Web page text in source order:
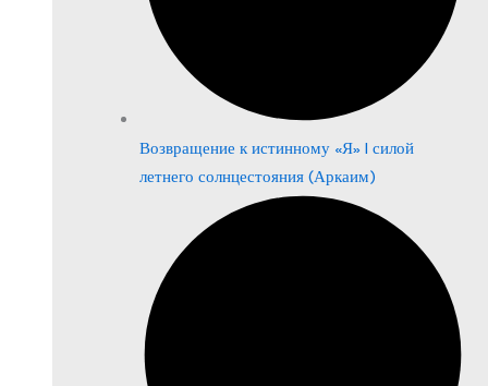
Возвращение к истинному «Я» | силой
летнего солнцестояния (Аркаим)